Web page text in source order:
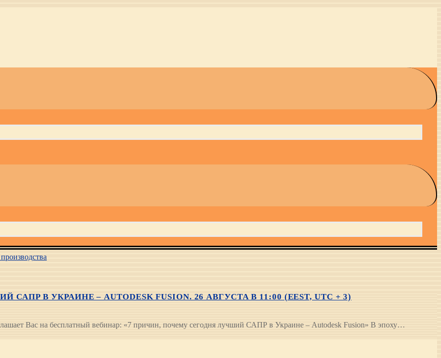
В УКРАИНЕ – AUTODESK FUSION. 26 АВГУСТА В 11:00 (EEST, UTC + 3)
Вас на бесплатный вебинар: «7 причин, почему сегодня лучший САПР в Украине – Autodesk Fusion» В эпоху…